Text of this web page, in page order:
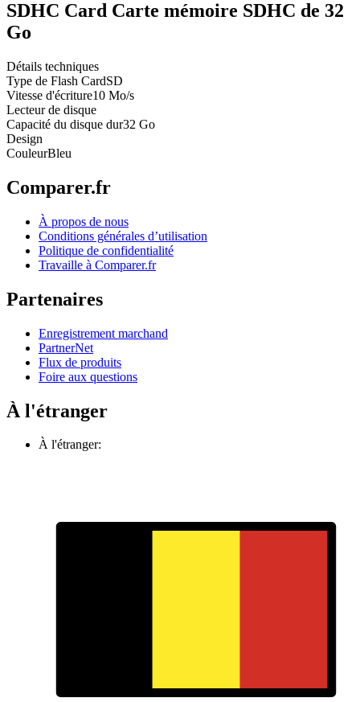
SDHC Card Carte mémoire SDHC de 32
Go
Détails techniques
Type de Flash CardSD
Vitesse d'écriture10 Mo/s
Lecteur de disque
Capacité du disque dur32 Go
Design
CouleurBleu
Comparer.fr
À propos de nous
Conditions générales d’utilisation
Politique de confidentialité
Travaille à Comparer.fr
Partenaires
Enregistrement marchand
PartnerNet
Flux de produits
Foire aux questions
À l'étranger
À l'étranger: